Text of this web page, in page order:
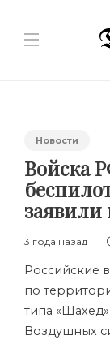
Новости
Войска
заявили
3 года назад
Российские
по
типа
Воздушных